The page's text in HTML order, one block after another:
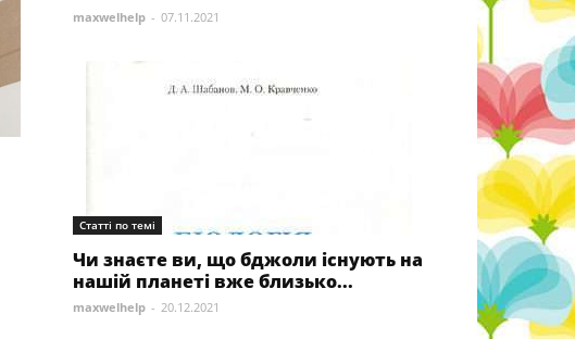
maxwelhelp - 07.11.2021
Статті по темі
Чи знаєте ви, що бджоли існують на
нашій планеті вже близько...
maxwelhelp - 20.12.2021